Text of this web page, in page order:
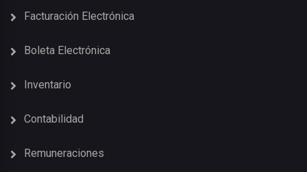
Facturación Electrónica
Boleta Electrónica
Inventario
Contabilidad
Remuneraciones